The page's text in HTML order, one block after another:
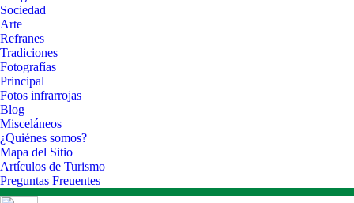
Sociedad
Arte
Refranes
Tradiciones
Fotografías
Principal
Fotos infrarrojas
Blog
Misceláneos
¿Quiénes somos?
Mapa del Sitio
Artículos de Turismo
Preguntas Freuentes